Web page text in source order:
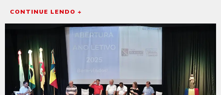
CONTINUE LENDO +